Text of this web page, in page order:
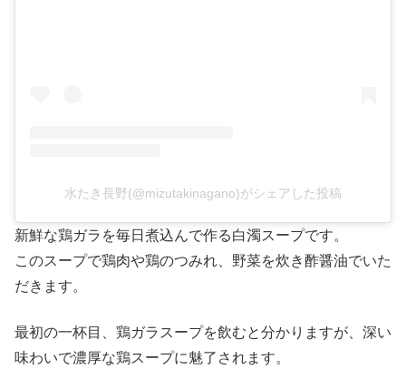
水たき長野(@mizutakinagano)がシェアした投稿
新鮮な鶏ガラを毎日煮込んで作る白濁スープです。
このスープで鶏肉や鶏のつみれ、野菜を炊き酢醤油でいた
だきます。
最初の一杯目、鶏ガラスープを飲むと分かりますが、深い
味わいで濃厚な鶏スープに魅了されます。